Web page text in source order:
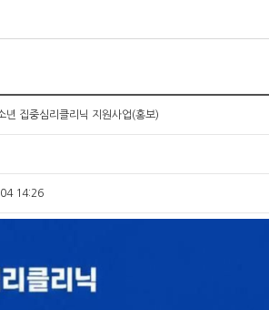
년 집중심리클리닉 지원사업(홍보)
14:26